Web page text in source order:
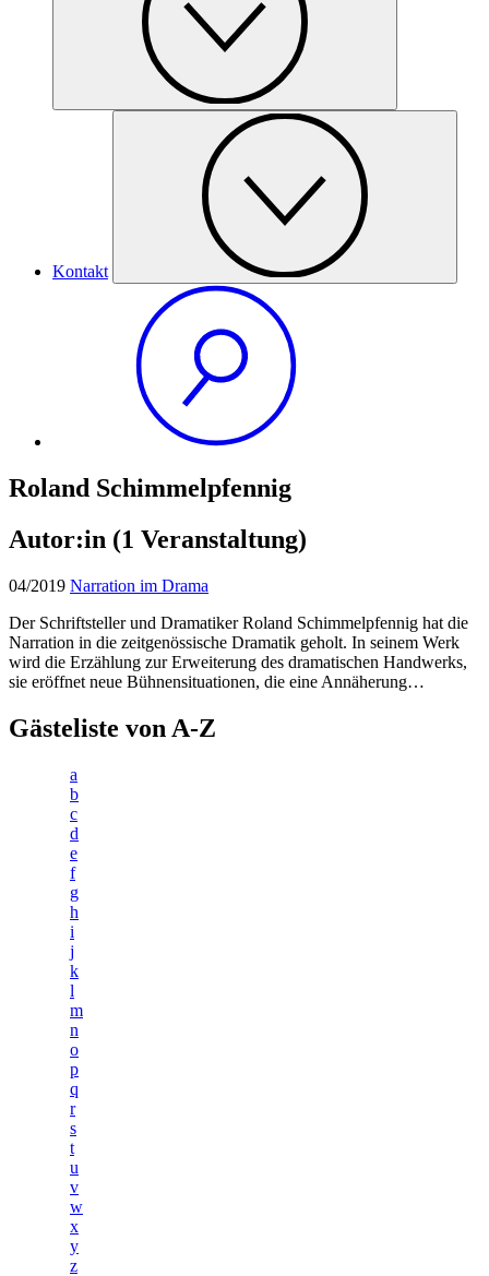
Kontakt
Roland Schimmelpfennig
Autor:in (1 Veranstaltung)
04/2019 Narration im Drama
Der Schriftsteller und Dramatiker Roland Schimmelpfennig hat die
Narration in die zeitgenössische Dramatik geholt. In seinem Werk
wird die Erzählung zur Erweiterung des dramatischen Handwerks,
sie eröffnet neue Bühnensituationen, die eine Annäherung…
Gästeliste von A-Z
a
b
c
d
e
f
g
h
i
j
k
l
m
n
o
p
q
r
s
t
u
v
w
x
y
z